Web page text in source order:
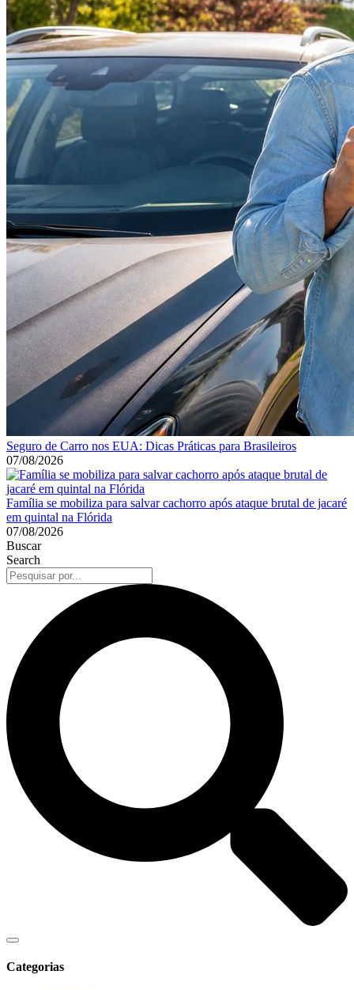
Seguro de Carro nos EUA: Dicas Práticas para Brasileiros
07/08/2026
Família se mobiliza para salvar cachorro após ataque brutal de jacaré
em quintal na Flórida
07/08/2026
Buscar
Search
Categorias